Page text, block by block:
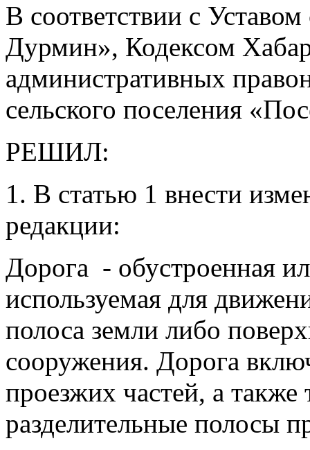
В соответствии с
Дурмин», Кодексом
административных
сельского поселения
РЕШИЛ:
1. В статью 1 внести
редакции:
Дорога - обустроенная
используемая для
полоса земли либо
сооружения. Дорога
проезжих частей, а
разделительные полосы